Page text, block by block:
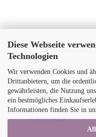
Diese Webseite
Technologien
Wir verwenden Cookies und
Drittanbietern, um die
gewährleisten, die Nutzung
ein bestmögliches
Informationen finden Sie in
SICHER
WIR VERSENDEN